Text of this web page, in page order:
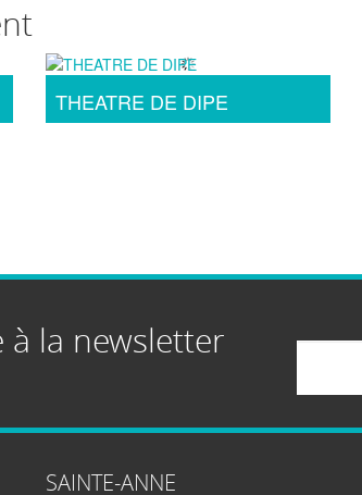
THEATRE DE DIPE
à la newsletter
SAINTE-ANNE